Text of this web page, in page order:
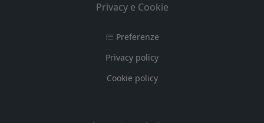
Privacy e Cookie
Preferenze
Privacy policy
Cookie policy